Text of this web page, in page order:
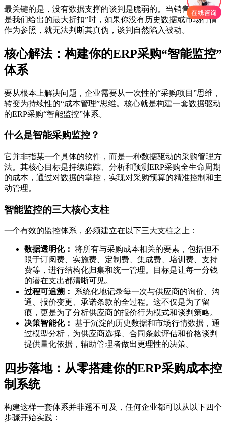
最关键的是，没有数据支撑的谈判是脆弱的。当销售拿出“这
是我们给出的最大折扣”时，如果你没有历史数据或市场行情
作为参照，就无法判断其真伪，谈判自然陷入被动。
核心解法：构建你的ERP采购“智能监控”
体系
要从根本上解决问题，企业需要从一次性的“采购项目”思维，
转变为持续性的“成本管理”思维。核心就是构建一套数据驱动
的ERP采购“智能监控”体系。
什么是智能采购监控？
它并非指某一个具体的软件，而是一种数据驱动的采购管理方
法。其核心目标是持续追踪、分析和预测ERP采购全生命周期
的成本，通过对数据的掌控，实现对采购预算的精准控制和主
动管理。
智能监控的三大核心支柱
一个有效的监控体系，必须建立在以下三大支柱之上：
数据透明化： 将所有与采购成本相关的要素，包括但不
限于订阅费、实施费、定制费、集成费、培训费、支持
费等，进行结构化归集和统一管理。目标是让每一分钱
的潜在支出都清晰可见。
过程可追溯：
系统化地记录每一次与供应商的询价、沟
通、报价变更、承诺条款的全过程。这不仅是为了留
痕，更是为了分析供应商的报价行为模式和谈判策略。
决策智能化： 基于沉淀的历史数据和市场行情数据，通
过模型分析，为供应商选择、合同条款评估和价格谈判
提供量化依据，辅助管理者做出更理性的决策。
四步落地：从零搭建你的ERP采购成本控
制系统
构建这样一套体系并非遥不可及，任何企业都可以从以下四个
步骤开始实践：